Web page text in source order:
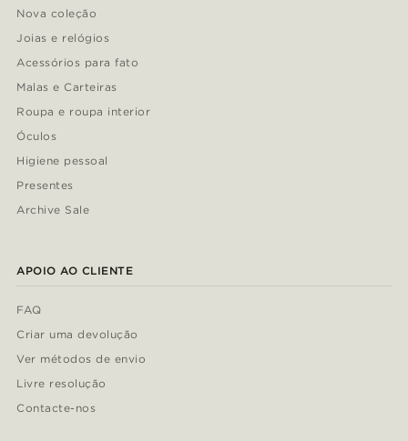
Nova coleção
Joias e relógios
Acessórios para fato
Malas e Carteiras
Roupa e roupa interior
Óculos
Higiene pessoal
Presentes
Archive Sale
APOIO AO CLIENTE
FAQ
Criar uma devolução
Ver métodos de envio
Livre resolução
Contacte-nos